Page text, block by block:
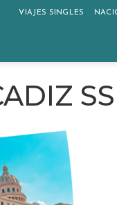
VIAJES SINGLES